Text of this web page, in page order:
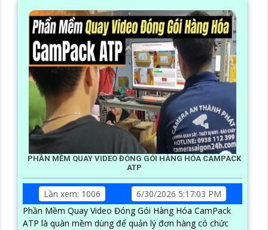
PHẦN MỀM QUAY VIDEO ĐÓNG GÓI HÀNG HÓA CAMPACK
ATP
Lần xem: 1006
6/30/2026 5:17:03 PM
Phần Mềm Quay Video Đóng Gói Hàng Hóa CamPack
ATP là quàn mềm dùng để quản lý đơn hàng có chức